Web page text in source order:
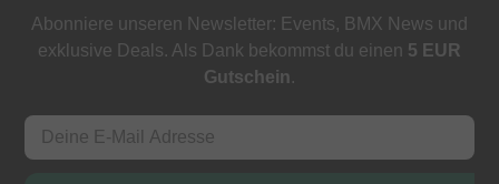
Abonniere unseren Newsletter: Events, BMX News und
exklusive Deals. Als Dank bekommst du einen 5 EUR
Gutschein.